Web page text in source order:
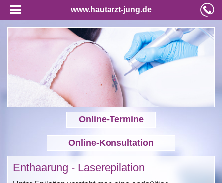
www.hautarzt-jung.de
Online-Termine
Online-Konsultation
Enthaarung - Laserepilation